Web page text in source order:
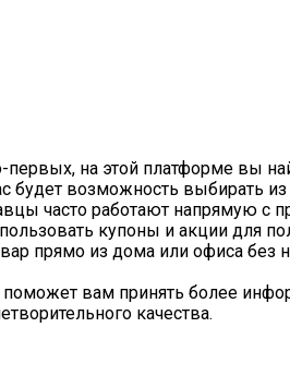
на этой платформе вы
будет возможность выбирать
часто работают напрямую с
купоны и акции для
прямо из дома или офиса без
поможет вам принять более
качества.